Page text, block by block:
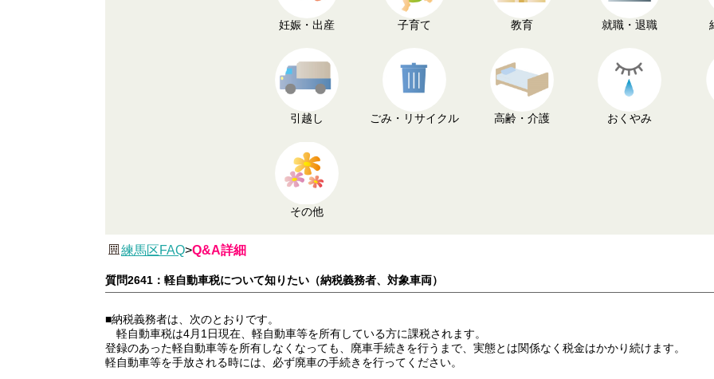
妊娠・出産 子育て 教育 就職・退職
引越し ごみ・リサイクル 高齢・介護 おくやみ
その他
練馬区FAQ>Q&A詳細
質問2641：軽自動車税について知りたい（納税義務者、対象車両）
■納税義務者は、次のとおりです。
軽自動車税は4月1日現在、軽自動車等を所有している方に課税されます。
登録のあった軽自動車等を所有しなくなっても、廃車手続きを行うまで、実態とは関係なく税金はかかり続けます。
軽自動車等を手放される時には、必ず廃車の手続きを行ってください。